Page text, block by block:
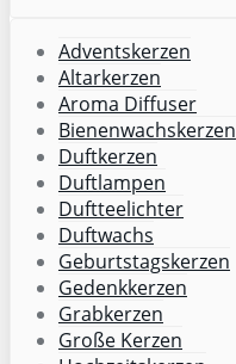
Adventskerzen
Altarkerzen
Aroma Diffuser
Bienenwachskerzen
Duftkerzen
Duftlampen
Duftteelichter
Duftwachs
Geburtstagskerzen
Gedenkkerzen
Grabkerzen
Große Kerzen